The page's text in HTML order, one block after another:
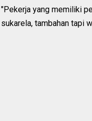
"Pekerja yang memiliki
sukarela, tambahan tapi